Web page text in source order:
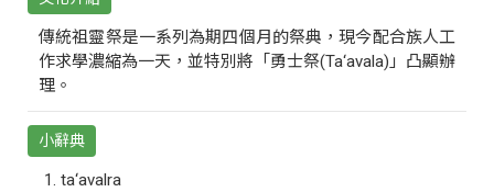
傳統祖靈祭是一系列為期四個月的祭典，現今配合族人工
作求學濃縮為一天，並特別將「勇士祭(Ta‘avala)」凸顯辦
理。
小辭典
ta‘avalra